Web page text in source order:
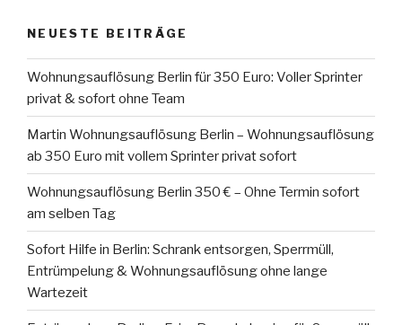
NEUESTE BEITRÄGE
Wohnungsauflösung Berlin für 350 Euro: Voller Sprinter
privat & sofort ohne Team
Martin Wohnungsauflösung Berlin – Wohnungsauflösung
ab 350 Euro mit vollem Sprinter privat sofort
Wohnungsauflösung Berlin 350 € – Ohne Termin sofort
am selben Tag
Sofort Hilfe in Berlin: Schrank entsorgen, Sperrmüll,
Entrümpelung & Wohnungsauflösung ohne lange
Wartezeit